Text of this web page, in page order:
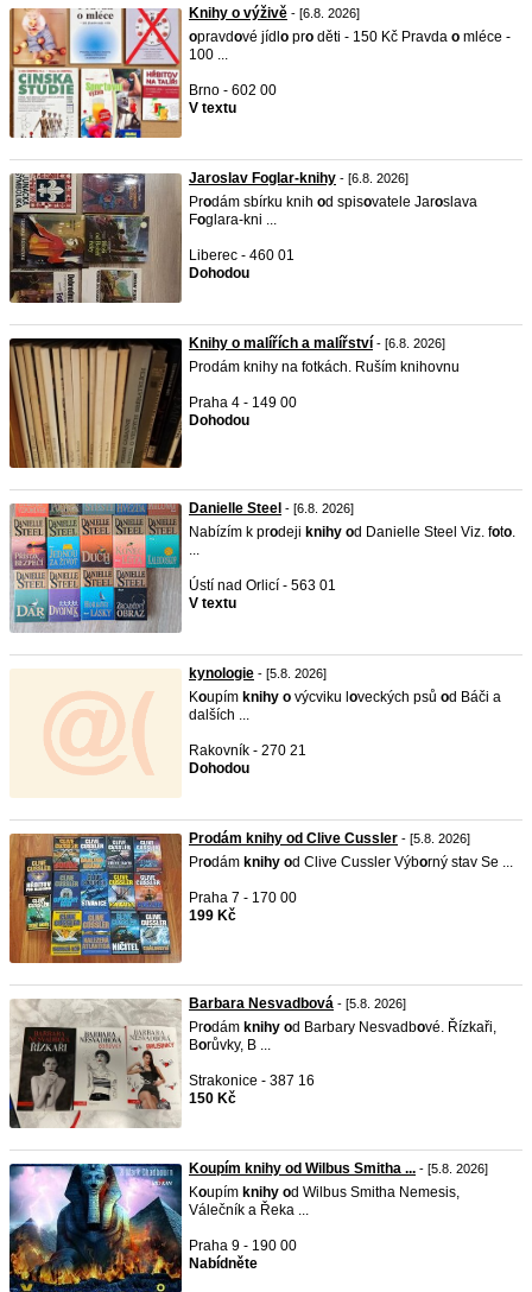
Knihy o výživě - [6.8. 2026]
opravdové jídl o pro děti - 150 Kč Pravda o mléce -
100 ...
Brno - 602 00
V textu
Jaroslav Foglar-knihy - [6.8. 2026]
Prodám sbírku knih od spisovatele Jaroslava
Foglara-kni ...
Liberec - 460 01
Dohodou
Knihy o malířích a malířství - [6.8. 2026]
Prodám knihy na fotkách. Ruším knihovnu
Praha 4 - 149 00
Dohodou
Danielle Steel - [6.8. 2026]
Nabízím k prodeji knihy od Danielle Steel Viz. foto.
...
Ústí nad Orlicí - 563 01
V textu
kynologie - [5.8. 2026]
Koupím knihy o výcviku l oveckých psů od Báči a
dalších ...
Rakovník - 270 21
Dohodou
Prodám knihy od Clive Cussler - [5.8. 2026]
Prodám knihy od Clive Cussler Výborný stav Se ...
Praha 7 - 170 00
199 Kč
Barbara Nesvadbová - [5.8. 2026]
Prodám knihy od Barbary Nesvadbové. Řízkaři,
Borůvky, B ...
Strakonice - 387 16
150 Kč
Koupím knihy od Wilbus Smitha ... - [5.8. 2026]
Koupím knihy od Wilbus Smitha Nemesis,
Válečník a Řeka ...
Praha 9 - 190 00
Nabídněte